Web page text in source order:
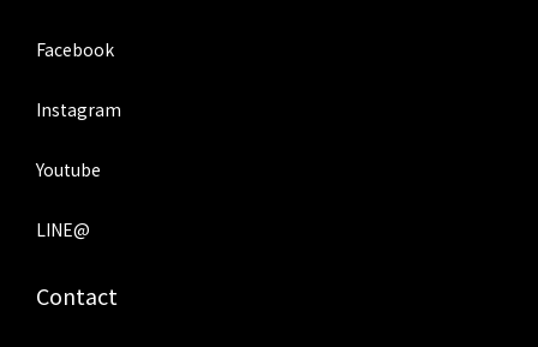
Facebook
Instagram
Youtube
LINE@
Contact